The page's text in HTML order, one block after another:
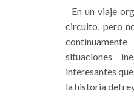
En un viaje
circuito, pero
situaciones
interesantes
la historia del